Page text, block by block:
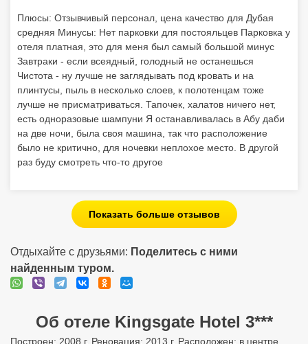
Плюсы: Отзывчивый персонал, цена качество для Дубая
средняя Минусы: Нет парковки для постояльцев Парковка у
отеля платная, это для меня был самый большой минус
Завтраки - если всеядный, голодный не останешься
Чистота - ну лучше не заглядывать под кровать и на
плинтусы, пыль в несколько слоев, к полотенцам тоже
лучше не присматриваться. Тапочек, халатов ничего нет,
есть одноразовые шампуни Я останавливалась в Абу даби
на две ночи, была своя машина, так что расположение
было не критично, для ночевки неплохое место. В другой
раз буду смотреть что-то другое
Показать больше отзывов
Отдыхайте с друзьями: Поделитесь с ними
найденным туром.
Об отеле Kingsgate Hotel 3***
Построен: 2008 г. Реновация: 2013 г. Расположен: в центре